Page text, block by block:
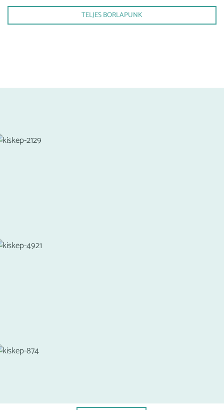
TELJES BORLAPUNK